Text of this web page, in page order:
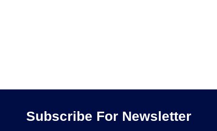
Subscribe For Newsletter